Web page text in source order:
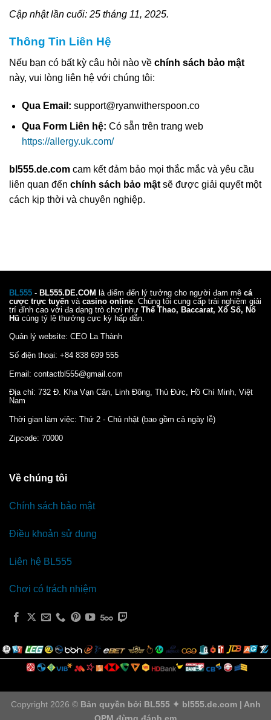
Cập nhật lần cuối: 25 tháng 11, 2025.
Thông Tin Liên Hệ
Nếu bạn có bất kỳ câu hỏi nào về chính sách bảo mật
này, vui lòng liên hệ với chúng tôi:
Qua Email: support@ryanwitherspoon.co
Qua Form Liên hệ: Có sẵn trên trang web
https://allergy.uk.com/
bl555.de.com cam kết đảm bảo mọi thắc mắc và yêu cầu
liên quan đến chính sách bảo mật sẽ được giải quyết một
cách kịp thời và chuyên nghiệp.
BL555 - BL555.DE.COM là điểm đến lý tưởng cho người đam mê cá
cược trực tuyến và casino online . Chúng tôi cung cấp trải nghiệm giải
trí đỉnh cao với đa dạng trò chơi như Thể Thao, Baccarat, Xổ Số, Nổ
Hũ cùng tỷ lệ thưởng cực kỳ hấp dẫn.
Quản lý website: CEO La Thành
Số điện thoại: +84 838 699 555
Email: contactbl555@gmail.com
Địa chỉ: 732 Đ. Kha Vạn Cân, Linh Đông, Thủ Đức, Hồ Chí Minh, Việt
Nam
Thời gian làm việc: Thứ 2 - Chủ nhật (bao gồm cả ngày lễ)
Zipcode: 70000
Về chúng tôi
Chính sách bảo mật
Điều khoản sử dụng
Liên hệ BL555
Chơi có trách nhiệm
Copyright 2026 © Bản quyền bởi BL555 ✦ bl555.de.com | Anh